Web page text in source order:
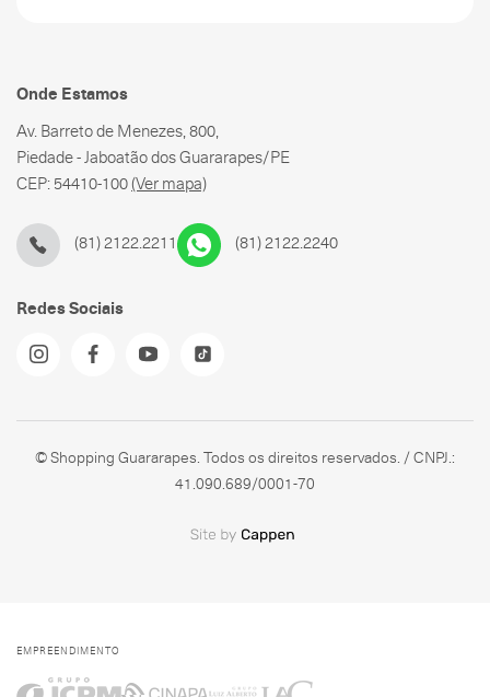
Onde Estamos
Av. Barreto de Menezes, 800,
Piedade - Jaboatão dos Guararapes/PE
CEP: 54410-100(Ver mapa)
Redes Sociais
(81) 2122.2211 (81) 2122.2240
© Shopping Guararapes. Todos os direitos reservados. / CNPJ.:
41.090.689/0001-70
EMPREENDIMENTO